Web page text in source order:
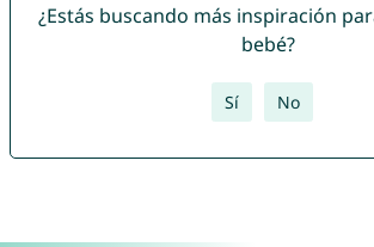
¿Estás buscando más inspiración
bebé?
Sí No